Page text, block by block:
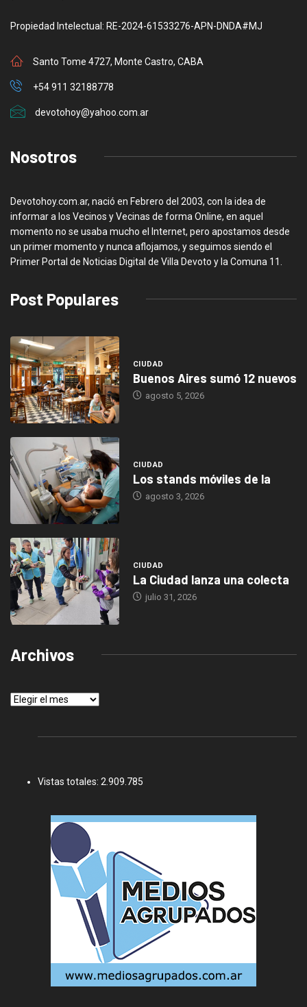
Propiedad Intelectual: RE-2024-61533276-APN-DNDA#MJ
Santo Tome 4727, Monte Castro, CABA
+54 911 32188778
devotohoy@yahoo.com.ar
Nosotros
Devotohoy.com.ar, nació en Febrero del 2003, con la idea de
informar a los Vecinos y Vecinas de forma Online, en aquel
momento no se usaba mucho el Internet, pero apostamos desde
un primer momento y nunca aflojamos, y seguimos siendo el
Primer Portal de Noticias Digital de Villa Devoto y la Comuna 11.
Post Populares
CIUDAD
Buenos Aires sumó 12 nuevos
agosto 5, 2026
CIUDAD
Los stands móviles de la
agosto 3, 2026
CIUDAD
La Ciudad lanza una colecta
julio 31, 2026
Archivos
Archivos
Vistas totales: 2.909.785